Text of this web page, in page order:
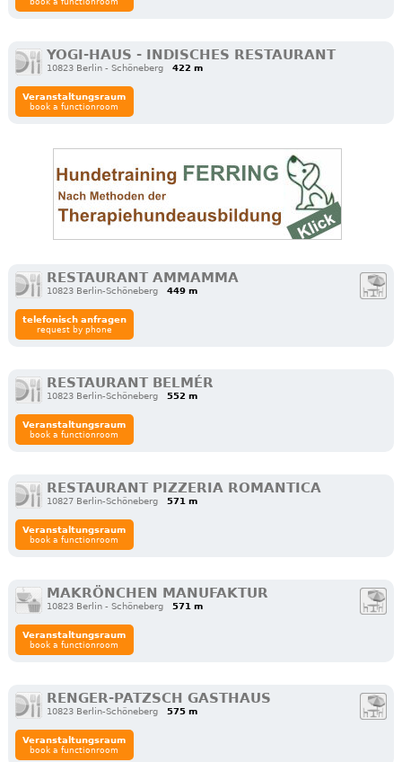
YOGI-HAUS - INDISCHES RESTAURANT
10823 Berlin - Schöneberg 422 m
Veranstaltungsraum
book a functionroom
RESTAURANT AMMAMMA
10823 Berlin-Schöneberg 449 m
telefonisch anfragen
request by phone
RESTAURANT BELMÉR
10823 Berlin-Schöneberg 552 m
Veranstaltungsraum
book a functionroom
RESTAURANT PIZZERIA ROMANTICA
10827 Berlin-Schöneberg 571 m
Veranstaltungsraum
book a functionroom
MAKRÖNCHEN MANUFAKTUR
10823 Berlin - Schöneberg 571 m
Veranstaltungsraum
book a functionroom
RENGER-PATZSCH GASTHAUS
10823 Berlin-Schöneberg 575 m
Veranstaltungsraum
book a functionroom